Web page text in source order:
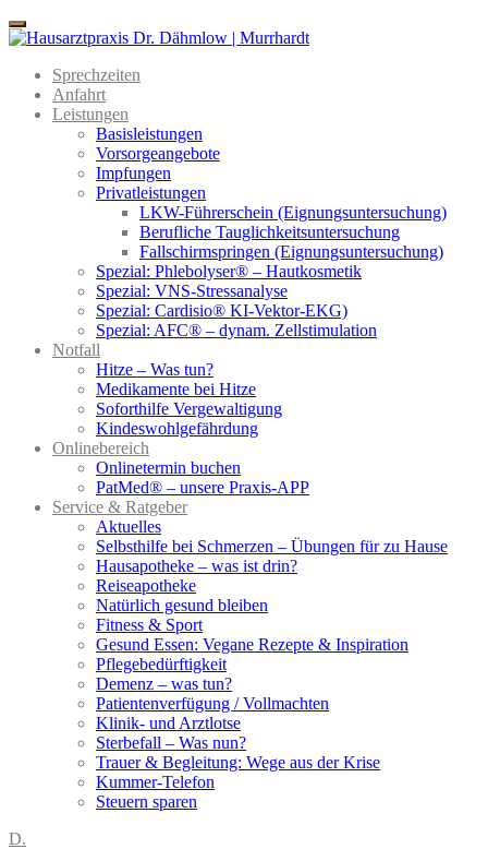
Menu
Sprechzeiten
Anfahrt
Leistungen
Basisleistungen
Vorsorgeangebote
Impfungen
Privatleistungen
LKW-Führerschein (Eignungsuntersuchung)
Berufliche Tauglichkeitsuntersuchung
Fallschirmspringen (Eignungsuntersuchung)
Spezial: Phlebolyser® – Hautkosmetik
Spezial: VNS-Stressanalyse
Spezial: Cardisio® KI-Vektor-EKG)
Spezial: AFC® – dynam. Zellstimulation
Notfall
Hitze – Was tun?
Medikamente bei Hitze
Soforthilfe Vergewaltigung
Kindeswohlgefährdung
Onlinebereich
Onlinetermin buchen
PatMed® – unsere Praxis-APP
Service & Ratgeber
Aktuelles
Selbsthilfe bei Schmerzen – Übungen für zu Hause
Hausapotheke – was ist drin?
Reiseapotheke
Natürlich gesund bleiben
Fitness & Sport
Gesund Essen: Vegane Rezepte & Inspiration
Pflegebedürftigkeit
Demenz – was tun?
Patientenverfügung / Vollmachten
Klinik- und Arztlotse
Sterbefall – Was nun?
Trauer & Begleitung: Wege aus der Krise
Kummer-Telefon
Steuern sparen
D.